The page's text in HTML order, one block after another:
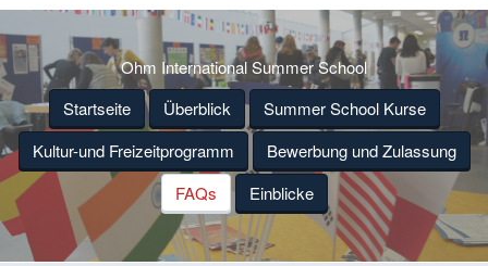
Ohm International Summer School
Startseite
Überblick
Summer School Kurse
Kultur-und Freizeitprogramm
Bewerbung und Zulassung
FAQs
Einblicke